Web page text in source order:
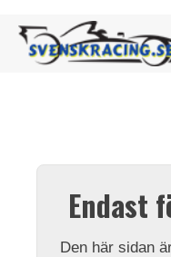
Endast
Den här sidan